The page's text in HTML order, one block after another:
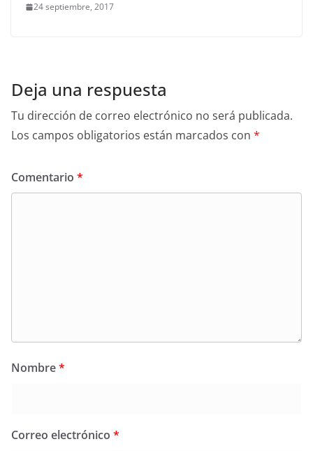
24 septiembre, 2017
Deja una respuesta
Tu dirección de correo electrónico no será publicada.
Los campos obligatorios están marcados con *
Comentario *
Nombre*
Correo electrónico *